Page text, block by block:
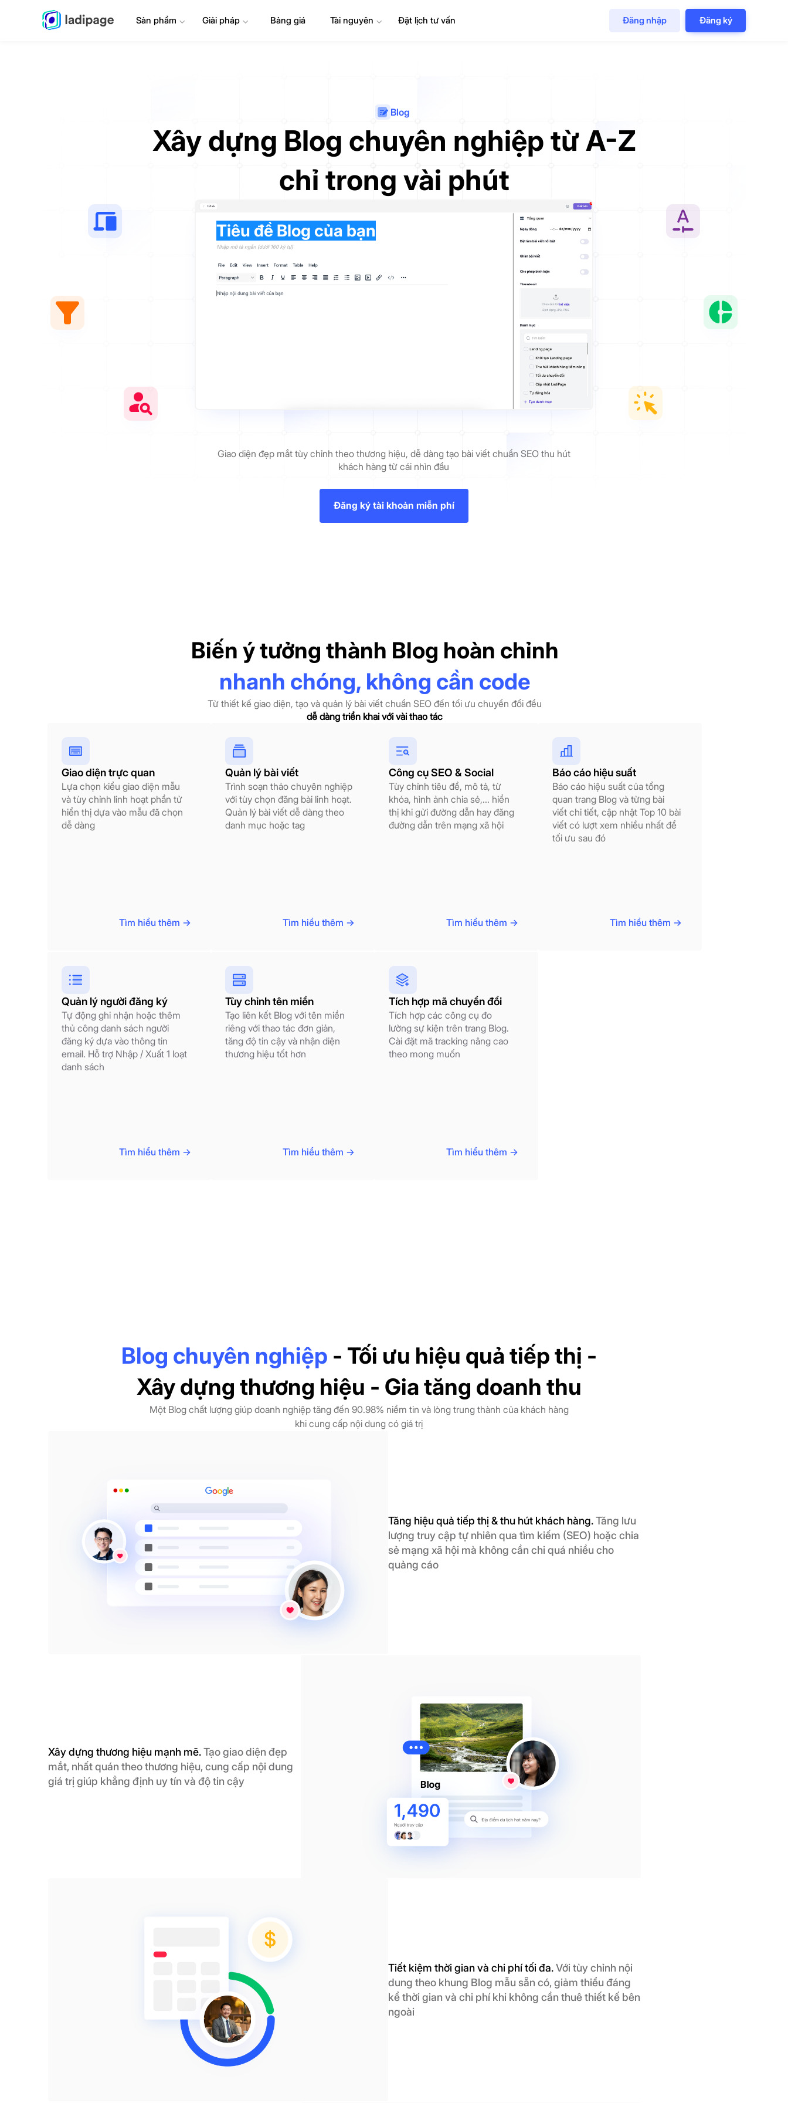
Sản phẩm ⌄ Giải pháp⌄ Bảng giá Tài nguyên ⌄ Đặt lịch tư vấn Đăng nhập Đăng ký
Xây dựng Blog chuyên nghiệp từ A-Z
chỉ trong vài phút
Blog
Tiêu đề Blog của bạn
Giao diện đẹp mắt tùy chỉnh theo thương hiệu, dễ dàng tạo bài viết chuẩn SEO thu hút
khách hàng từ cái nhìn đầu
Đăng ký tài khoản miễn phí
Biến ý tưởng thành Blog hoàn chỉnh
nhanh chóng, không cần code
Từ thiết kế giao diện, tạo và quản lý bài viết chuẩn SEO đến tối ưu chuyển đổi đều
dễ dàng triển khai với vài thao tác
Giao diện trực quan
Lựa chọn kiểu giao diện mẫu
và tùy chỉnh linh hoạt phần tử
hiển thị dựa vào mẫu đã chọn
dễ dàng
Tìm hiểu thêm ->
Quản lý bài viết
Trình soạn thảo chuyên nghiệp
với tùy chọn đăng bài linh hoạt.
Quản lý bài viết dễ dàng theo
danh mục hoặc tag
Tìm hiểu thêm ->
Công cụ SEO & Social
Tùy chỉnh tiêu đề, mô tả, từ
khóa, hình ảnh chia sẻ,... hiển
thị khi gửi đường dẫn hay đăng
đường dẫn trên mạng xã hội
Tìm hiểu thêm ->
Báo cáo hiệu suất
Báo cáo hiệu suất của tổng
quan trang Blog và từng bài
viết chi tiết, cập nhật Top 10 bài
viết có lượt xem nhiều nhất để
tối ưu sau đó
Tìm hiểu thêm ->
Quản lý người đăng ký
Tự động ghi nhận hoặc thêm
thủ công danh sách người
đăng ký dựa vào thông tin
email. Hỗ trợ Nhập / Xuất 1 loạt
danh sách
Tìm hiểu thêm ->
Tùy chỉnh tên miền
Tạo liên kết Blog với tên miền
riêng với thao tác đơn giản,
tăng độ tin cậy và nhận diện
thương hiệu tốt hơn
Tìm hiểu thêm ->
Tích hợp mã chuyển đổi
Tích hợp các công cụ đo
lường sự kiện trên trang Blog.
Cài đặt mã tracking nâng cao
theo mong muốn
Tìm hiểu thêm ->
Blog chuyên nghiệp - Tối ưu hiệu quả tiếp thị -
Xây dựng thương hiệu - Gia tăng doanh thu
Một Blog chất lượng giúp doanh nghiệp tăng đến 90.98% niềm tin và lòng trung thành của khách hàng
khi cung cấp nội dung có giá trị
Tăng hiệu quả tiếp thị & thu hút khách hàng.Tăng lưu
lượng truy cập tự nhiên qua tìm kiếm (SEO) hoặc chia
sẻ mạng xã hội mà không cần chi quá nhiều cho
quảng cáo
Xây dựng thương hiệu mạnh mẽ.Tạo giao diện đẹp
mắt, nhất quán theo thương hiệu, cung cấp nội dung
giá trị giúp khẳng định uy tín và độ tin cậy
Tiết kiệm thời gian và chi phí tối đa.Với tùy chỉnh nội
dung theo khung Blog mẫu sẵn có, giảm thiểu đáng
kể thời gian và chi phí khi không cần thuê thiết kế bên
ngoài